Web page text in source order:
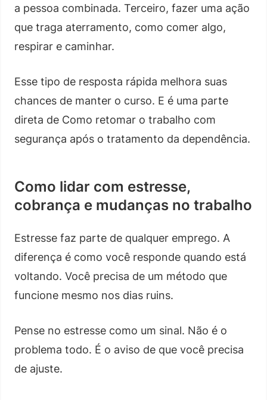
a pessoa combinada. Terceiro, fazer uma ação
que traga aterramento, como comer algo,
respirar e caminhar.
Esse tipo de resposta rápida melhora suas
chances de manter o curso. E é uma parte
direta de Como retomar o trabalho com
segurança após o tratamento da dependência.
Como lidar com estresse,
cobrança e mudanças no trabalho
Estresse faz parte de qualquer emprego. A
diferença é como você responde quando está
voltando. Você precisa de um método que
funcione mesmo nos dias ruins.
Pense no estresse como um sinal. Não é o
problema todo. É o aviso de que você precisa
de ajuste.